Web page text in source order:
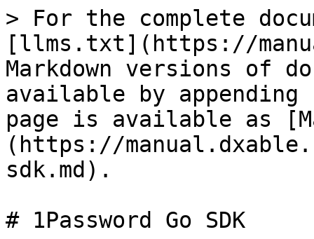
> For the complete
[llms.txt](https://
Markdown versions of
available by
page is available as
(https://
sdk.md).
# 1Password Go SDK